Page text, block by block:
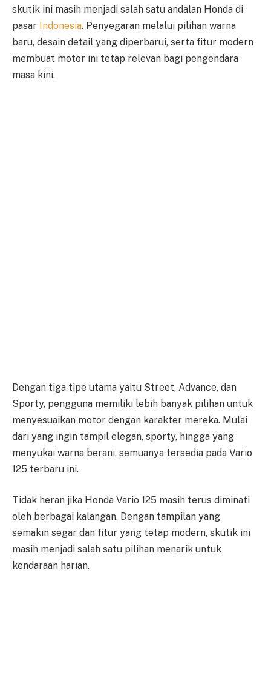
skutik ini masih menjadi salah satu andalan Honda di
pasar Indonesia. Penyegaran melalui pilihan warna
baru, desain detail yang diperbarui, serta fitur modern
membuat motor ini tetap relevan bagi pengendara
masa kini.
Dengan tiga tipe utama yaitu Street, Advance, dan
Sporty, pengguna memiliki lebih banyak pilihan untuk
menyesuaikan motor dengan karakter mereka. Mulai
dari yang ingin tampil elegan, sporty, hingga yang
menyukai warna berani, semuanya tersedia pada Vario
125 terbaru ini.
Tidak heran jika Honda Vario 125 masih terus diminati
oleh berbagai kalangan. Dengan tampilan yang
semakin segar dan fitur yang tetap modern, skutik ini
masih menjadi salah satu pilihan menarik untuk
kendaraan harian.